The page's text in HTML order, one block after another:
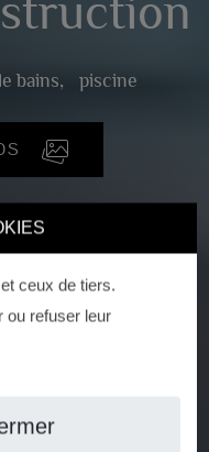
ceux de tiers.
ou refuser leur
bains, piscine